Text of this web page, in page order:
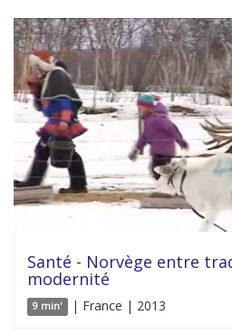
Santé - Norvège entre
modernité
9 min' | France | 2013